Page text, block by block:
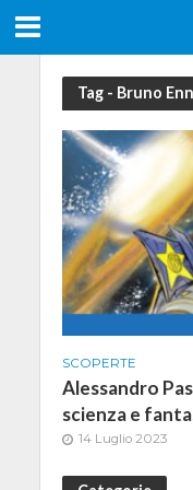
Tag - Bruno
SCOPERTE
Alessandro
scienza e
14 Luglio 2023